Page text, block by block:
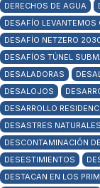
DERECHOS DE AGUA
DESAFÍO LEVANTEMOS
DESAFÍO NETZERO
DESAFÍOS TÚNEL
DESALADORAS
DESALOJOS
DESARROLLO
DESASTRES NATURALES
DESCONTAMINACIÓN
DESESTIMIENTOS
DESTACAN EN LOS